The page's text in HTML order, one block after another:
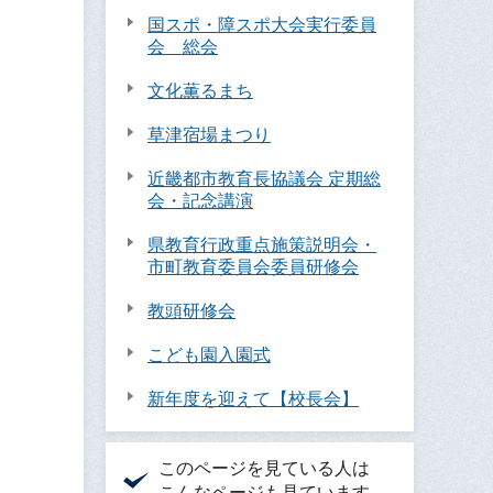
国スポ・障スポ大会実行委員
会 総会
文化薫るまち
草津宿場まつり
近畿都市教育長協議会 定期総
会・記念講演
県教育行政重点施策説明会・
市町教育委員会委員研修会
教頭研修会
こども園入園式
新年度を迎えて【校長会】
このページを見ている人は